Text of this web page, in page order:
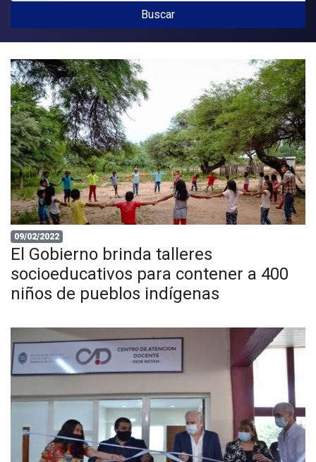
Buscar
09/02/2022
El Gobierno brinda talleres
socioeducativos para contener a 400
niños de pueblos indígenas